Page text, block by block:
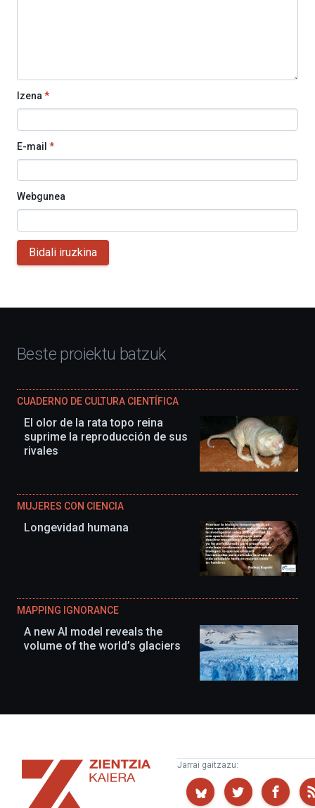
Izena*
E-mail *
Webgunea
Bidali iruzkina
Beste proiektu batzuk
CUADERNO DE CULTURA CIENTÍFICA
El olor de la rata topo reina
suprime la reproducción de sus
rivales
MUJERES CON CIENCIA
Longevidad humana
MAPPING IGNORANCE
A new AI model reveals the
volume of the world’s glaciers
Zientzia
Kaiera
Jarrai gaitzazu: